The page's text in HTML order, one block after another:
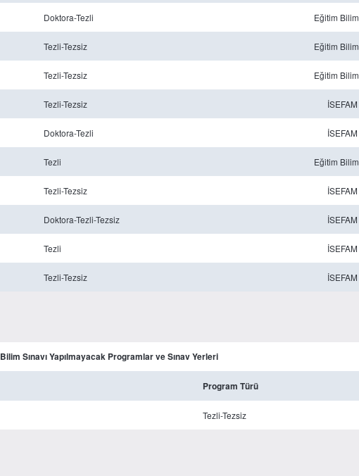
Doktora-Tezli Eğitim
Tezli-Tezsiz Eğitim
Tezli-Tezsiz Eğitim
Tezli-Tezsiz İSEFAM
Doktora-Tezli İSEFAM
Tezli Eğitim
Tezli-Tezsiz İSEFAM
Doktora-Tezli-Tezsiz İSEFAM
Tezli İSEFAM
Tezli-Tezsiz İSEFAM
Bilim Sınavı Yapılmayacak Programlar ve Sınav Yerleri
Program Türü
Tezli-Tezsiz